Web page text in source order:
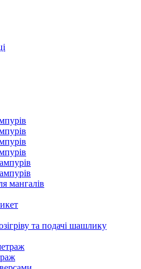
мангалів
та подачі шашлику